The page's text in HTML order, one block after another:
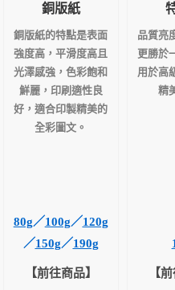
銅版紙
銅版紙的特點是表面
強度高，平滑度高且
光澤感強，色彩飽和
鮮麗，印刷適性良
好，適合印製精美的
全彩圖文。
80g／100g／120g
／150g／190g
【前往商品】
品質亮
更勝於
用於高
精
【